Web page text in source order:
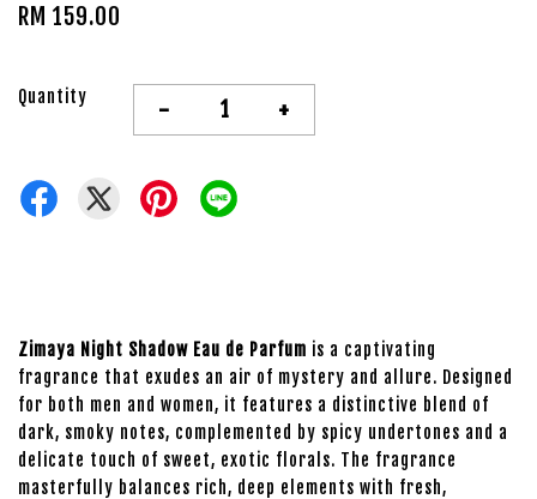
RM 159.00
Quantity - +
Zimaya Night Shadow Eau de Parfum is a captivating
fragrance that exudes an air of mystery and allure. Designed
for both men and women, it features a distinctive blend of
dark, smoky notes, complemented by spicy undertones and a
delicate touch of sweet, exotic florals. The fragrance
masterfully balances rich, deep elements with fresh,